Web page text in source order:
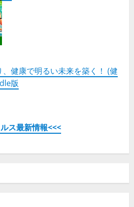
健康で明るい未来を築く！ (健
版
ス最新情報<<<